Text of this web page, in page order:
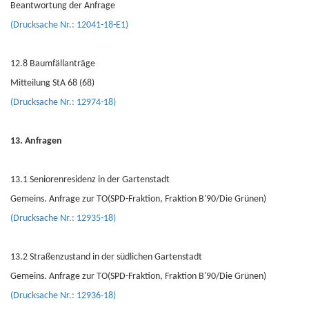
Beantwortung der Anfrage
(Drucksache Nr.: 12041-18-E1)
12.8 Baumfällanträge
Mitteilung StA 68 (68)
(Drucksache Nr.: 12974-18)
13. Anfragen
13.1 Seniorenresidenz in der Gartenstadt
Gemeins. Anfrage zur TO(SPD-Fraktion, Fraktion B'90/Die Grünen)
(Drucksache Nr.: 12935-18)
13.2 Straßenzustand in der südlichen Gartenstadt
Gemeins. Anfrage zur TO(SPD-Fraktion, Fraktion B'90/Die Grünen)
(Drucksache Nr.: 12936-18)